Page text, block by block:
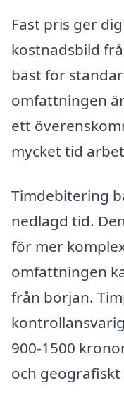
Fast pris ger
kostnadsbild
bäst för
omfattningen
ett
mycket tid
Timdebitering
nedlagd tid.
för mer
omfattningen
från början.
900-1500
och geografiskt